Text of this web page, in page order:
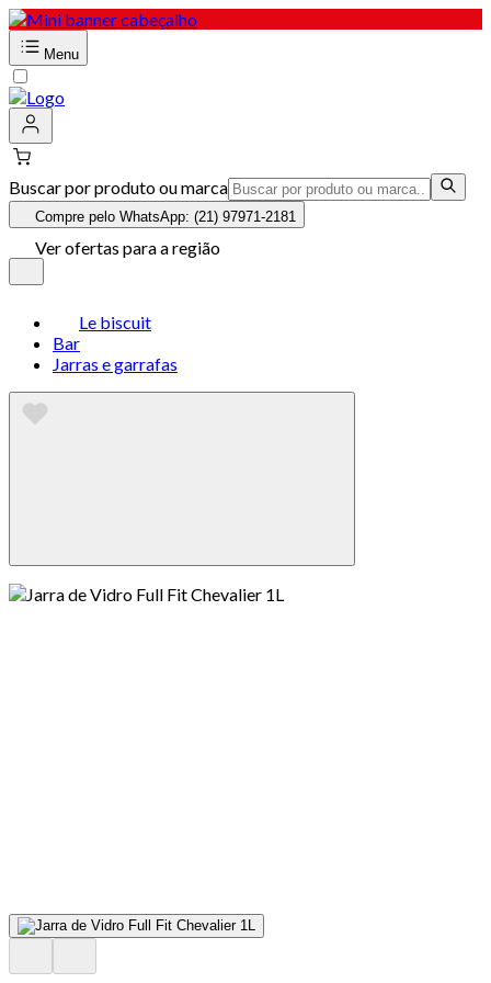
Menu
Buscar por produto ou marca
Compre pelo WhatsApp: (21) 97971-2181
Ver ofertas para a região
Le biscuit
Bar
Jarras e garrafas